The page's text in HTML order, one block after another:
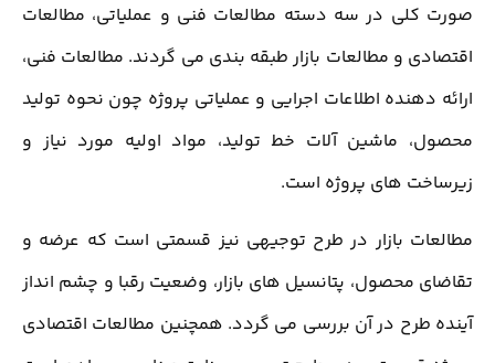
صورت کلی در سه دسته مطالعات فنی و عملیاتی، مطالعات
اقتصادی و مطالعات بازار طبقه بندی می گردند. مطالعات فنی،
ارائه دهنده اطلاعات اجرایی و عملیاتی پروژه چون نحوه تولید
محصول، ماشین آلات خط تولید، مواد اولیه مورد نیاز و
زیرساخت های پروژه است.
مطالعات بازار در طرح توجیهی نیز قسمتی است که عرضه و
تقاضای محصول، پتانسیل های بازار، وضعیت رقبا و چشم انداز
آینده طرح در آن بررسی می گردد. همچنین مطالعات اقتصادی